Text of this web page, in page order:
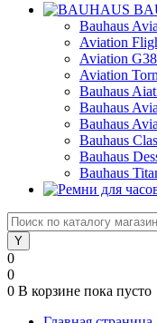
Bauhaus
Aviation
Aviation G38
Aviation
Bauhaus
Bauhaus
Bauhaus
Bauhaus
Bauhaus
Bauhaus
0
0
0 В корзине пока пусто